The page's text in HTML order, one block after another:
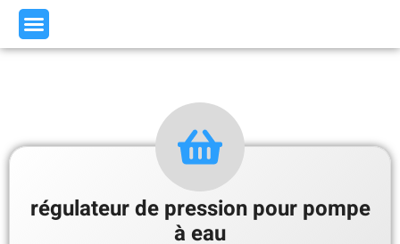
régulateur de pression pour pompe
à eau